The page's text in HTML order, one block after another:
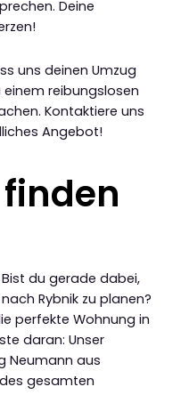
Deine
uns deinen Umzug
einem reibungslosen
Kontaktiere uns
Angebot!
du gerade dabei,
Rybnik zu planen?
perfekte Wohnung in
daran: Unser
Neumann aus
gesamten